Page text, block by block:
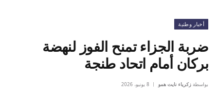
أخبار وطنية
ضربة الجزاء تمنح الفوز لنهضة
بركان أمام اتحاد طنجة
بواسطة زكرياء نايت همو 8 يونيو، 2026